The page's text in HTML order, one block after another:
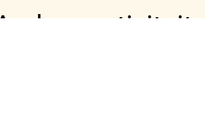
Andere activiteiten